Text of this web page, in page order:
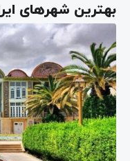
بهترین شهرهای